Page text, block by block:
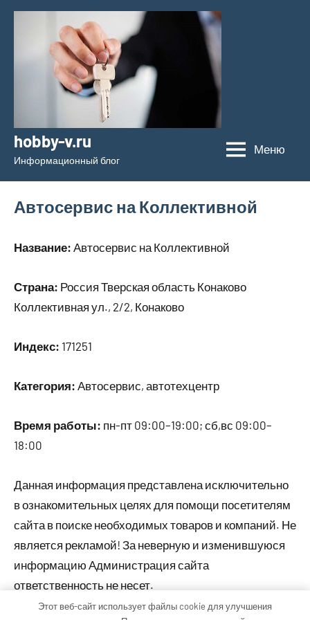
Перейти
содержимому
hobby-v.ru
Информационный блог
Меню
Автосервис на Коллективной
Название: Автосервис на Коллективной
Страна: Россия Тверская область Конаково
Коллективная ул., 2/2, Конаково
Индекс: 171251
Категория: Автосервис, автотехцентр
Время работы: пн-пт 09:00–19:00; сб,вс 09:00–
18:00
Данная информация представлена исключительно
в ознакомительных целях для помощи посетителям
сайта в поиске необходимых товаров и компаний. Не
является рекламой! За неверную и изменившуюся
информацию Администрация сайта
ответственность не несет.
Этот веб-сайт использует файлы cookie для улучшения